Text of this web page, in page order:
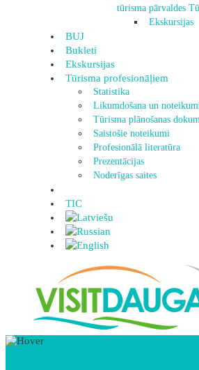
tūrisma pārvaldes
Ekskursijas
BUJ
Bukleti
Ekskursijas
Tūrisma profesionāļiem
Statistika
Likumdošana un
Tūrisma plānošanas
Saistošie noteikumi
Profesionālā literatūra
Prezentācijas
Noderīgas saites
TIC